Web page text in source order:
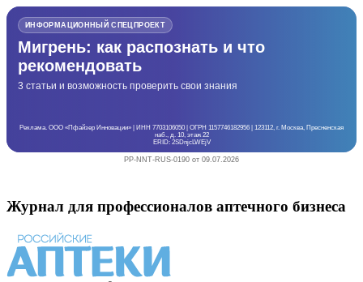
ИНФОРМАЦИОННЫЙ СПЕЦПРОЕКТ
Мигрень: как распознать и что
рекомендовать
3 статьи и возможность проверить свои знания
Реклама. ООО «Пфайзер Инновации» | ИНН 7703106050 | ОГРН 1157746182956 | 123112, г. Москва, Пресненская
наб., д. 10, этаж 22
ERID: 2SDnjcLWEjV
PP-NNT-RUS-0190 от 09.07.2026
Журнал для профессионалов аптечного бизнеса